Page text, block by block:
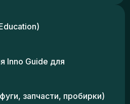
Inno Guide для
запчасти, пробирки)